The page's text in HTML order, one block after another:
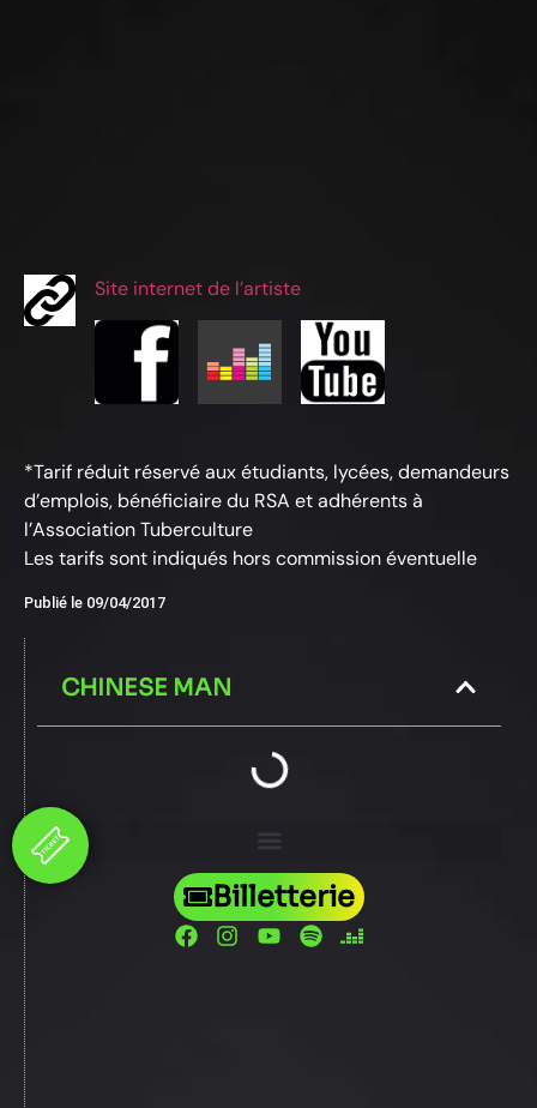
Site internet de l’artiste
*Tarif réduit réservé aux étudiants, lycées, demandeurs
d’emplois, bénéficiaire du RSA et adhérents à
l’Association Tuberculture
Les tarifs sont indiqués hors commission éventuelle
Publié le 09/04/2017
CHINESE MAN
Billetterie